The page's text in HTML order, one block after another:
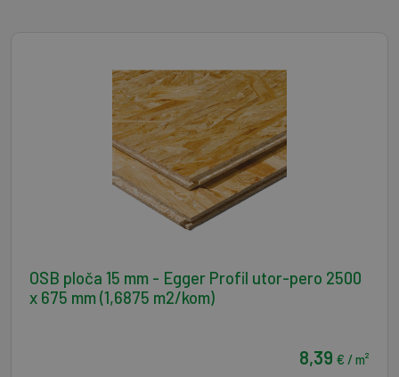
OSB ploča 15 mm - Egger Profil utor-pero 2500
x 675 mm (1,6875 m2/kom)
8,39 € / m²